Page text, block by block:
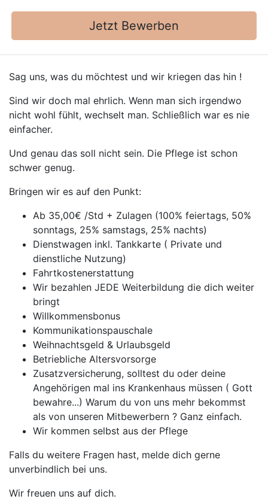
Jetzt Bewerben
Sag uns, was du möchtest und wir kriegen das hin !
Sind wir doch mal ehrlich. Wenn man sich irgendwo
nicht wohl fühlt, wechselt man. Schließlich war es nie
einfacher.
Und genau das soll nicht sein. Die Pflege ist schon
schwer genug.
Bringen wir es auf den Punkt:
Ab 35,00€ /Std + Zulagen (100% feiertags, 50%
sonntags, 25% samstags, 25% nachts)
Dienstwagen inkl. Tankkarte ( Private und
dienstliche Nutzung)
Fahrtkostenerstattung
Wir bezahlen JEDE Weiterbildung die dich weiter
bringt
Willkommensbonus
Kommunikationspauschale
Weihnachtsgeld & Urlaubsgeld
Betriebliche Altersvorsorge
Zusatzversicherung, solltest du oder deine
Angehörigen mal ins Krankenhaus müssen ( Gott
bewahre...) Warum du von uns mehr bekommst
als von unseren Mitbewerbern ? Ganz einfach.
Wir kommen selbst aus der Pflege
Falls du weitere Fragen hast, melde dich gerne
unverbindlich bei uns.
Wir freuen uns auf dich.